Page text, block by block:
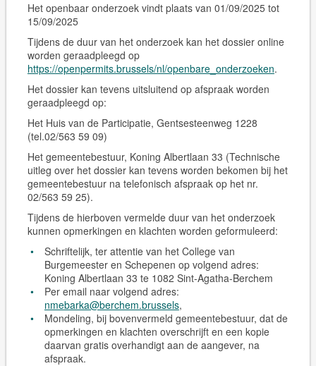
Het openbaar onderzoek vindt plaats van 01/09/2025 tot
15/09/2025
Tijdens de duur van het onderzoek kan het dossier online
worden geraadpleegd op
https://openpermits.brussels/nl/openbare_onderzoeken.
Het dossier kan tevens uitsluitend op afspraakworden
geraadpleegd op:
Het Huis van de Participatie, Gentsesteenweg 1228
(tel.02/563 59 09)
Het gemeentebestuur, Koning Albertlaan 33 (Technische
uitleg over het dossier kan tevens worden bekomen bij het
gemeentebestuur na telefonisch afspraak op het nr.
02/563 59 25).
Tijdens de hierboven vermelde duur van het onderzoek
kunnen opmerkingen en klachten worden geformuleerd:
Schriftelijk, ter attentie van het College van
Burgemeester en Schepenen op volgend adres:
Koning Albertlaan 33 te 1082 Sint-Agatha-Berchem
Per email naar volgend adres:
nmebarka@berchem.brussels,
Mondeling, bij bovenvermeld gemeentebestuur, dat de
opmerkingen en klachten overschrijft en een kopie
daarvan gratis overhandigt aan de aangever, na
afspraak.